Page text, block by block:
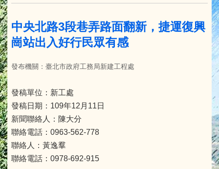
中央北路3段巷弄路面翻新，捷運復興
崗站出入好行民眾有感
發布機關：臺北市政府工務局新建工程處
發稿單位：新工處
發稿日期：109年12月11日
新聞聯絡人：陳大分
聯絡電話：0963-562-778
聯絡人：黃逸羣
聯絡電話：0978-692-915